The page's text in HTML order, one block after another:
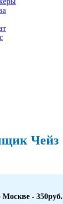
Чейз
Москве - 350руб.